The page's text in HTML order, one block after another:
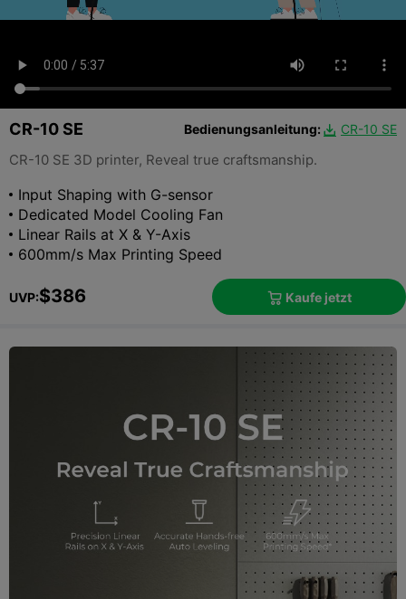
CR-10 SE Bedienungsanleitung:  CR-10 SE
CR-10 SE 3D printer, Reveal true craftsmanship.
Input Shaping with G-sensor
Dedicated Model Cooling Fan
Linear Rails at X & Y-Axis
600mm/s Max Printing Speed
UVP:$386  Kaufe jetzt